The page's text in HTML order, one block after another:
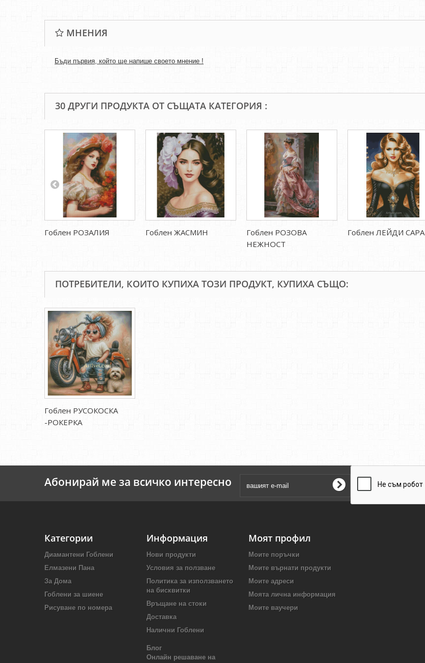
МНЕНИЯ
Бъди първия, който ще напише своето мнение !
30 ДРУГИ ПРОДУКТА ОТ СЪЩАТА КАТЕГОРИЯ :
Гоблен РОЗАЛИЯ Гоблен ЖАСМИН
Гоблен РОЗОВА
НЕЖНОСТ
Гоблен ЛЕЙДИ САРА
ПОТРЕБИТЕЛИ, КОИТО КУПИХА ТОЗИ ПРОДУКТ, КУПИХА СЪЩО:
Гоблен РУСОКОСКА
-РОКЕРКА
Абонирай ме за всичко интересно
Категории
Диамантени Гоблени
Елмазени Пана
За Дома
Гоблени за шиене
Рисуване по номера
Информация
Нови продукти
Условия за ползване
Политика за използването
на бисквитки
Връщане на стоки
Доставка
Налични Гоблени
Блог
Онлайн решаване на
Моят профил
Моите поръчки
Моите върнати продукти
Моите адреси
Моята лична информация
Моите ваучери